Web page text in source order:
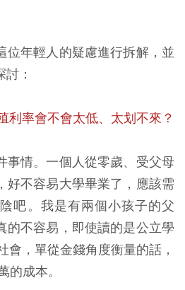
位年輕人的疑慮進行拆解，並
：
利率會不會太低、太划不來？
事情。一個人從零歲、受父母
好不容易大學畢業了，應該需
吧。我是有兩個小孩子的父
的不容易，即使讀的是公立學
會，單從金錢角度衡量的話，
成本。